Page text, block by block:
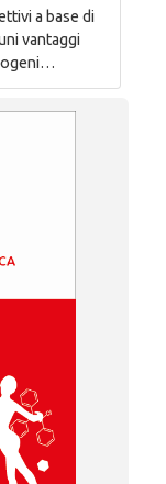
a base di
vantaggi